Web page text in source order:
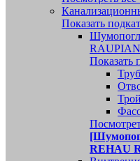
Показать
Показать
REHAU